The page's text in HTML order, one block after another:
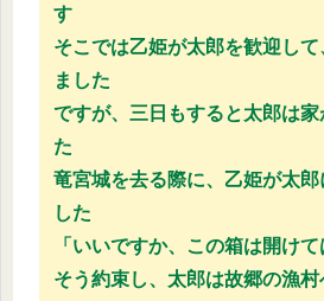
す
そこでは乙姫が太郎を歓迎し
ました
ですが、三日もすると太郎は
た
竜宮城を去る際に、乙姫が太郎
した
「いいですか、この箱は開けて
そう約束し、太郎は故郷の漁